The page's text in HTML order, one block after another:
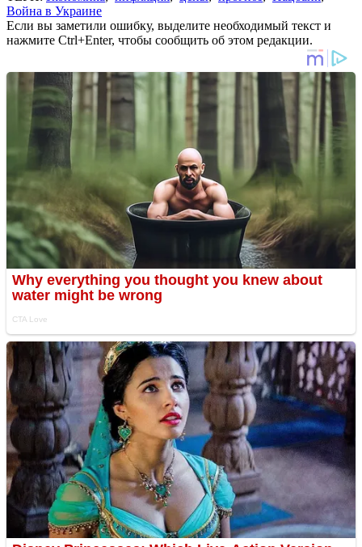
Война в Украине
Если вы заметили ошибку, выделите необходимый текст и
нажмите Ctrl+Enter, чтобы сообщить об этом редакции.